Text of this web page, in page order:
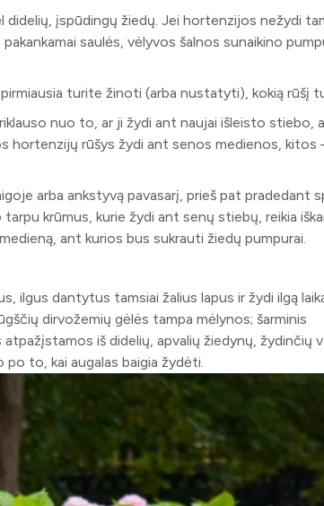
didelių, įspūdingų žiedų. Jei hortenzijos nežydi
saulės, vėlyvos šalnos sunaikino
turite žinoti (arba nustatyti), kokią rūšį
nuo to, ar ji žydi ant naujai išleisto stiebo,
hortenzijų rūšys žydi ant senos medienos, kitos
arba ankstyvą pavasarį, prieš pat pradedant
krūmus, kurie žydi ant senų stiebų, reikia
ant kurios bus sukrauti žiedų pumpurai.
ilgus dantytus tamsiai žalius lapus ir žydi ilgą
dirvožemių gėlės tampa mėlynos; šarminis
iš didelių, apvalių žiedynų, žydinčių
to, kai augalas baigia žydėti.